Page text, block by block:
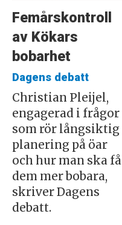
Femårskontroll
av Kökars
bobarhet
Dagens debatt
Christian Pleijel,
engagerad i frågor
som rör långsiktig
planering på öar
och hur man ska få
dem mer bobara,
skriver Dagens
debatt.